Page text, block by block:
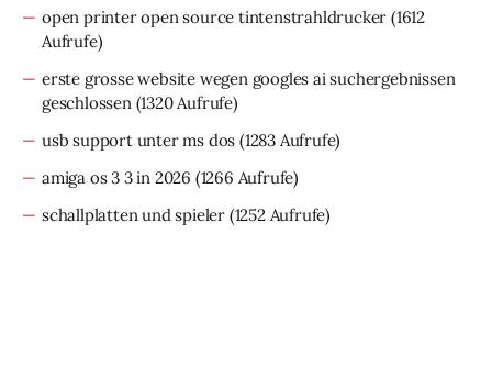
open printer open source tintenstrahldrucker (1612
Aufrufe)
erste grosse website wegen googles ai suchergebnissen
geschlossen(1320 Aufrufe)
usb support unter ms dos (1283 Aufrufe)
amiga os 3 3 in 2026 (1266 Aufrufe)
schallplatten und spieler (1252 Aufrufe)